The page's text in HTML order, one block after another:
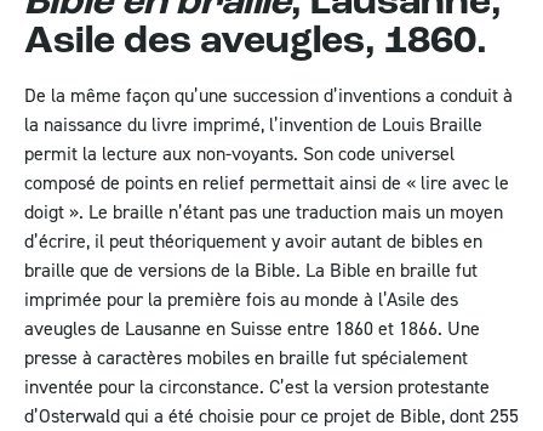
Asile des aveugles, 1860.
De la même façon qu’une succession d’inventions a conduit à
la naissance du livre imprimé, l’invention de Louis Braille
permit la lecture aux non-voyants. Son code universel
composé de points en relief permettait ainsi de « lire avec le
doigt ». Le braille n’étant pas une traduction mais un moyen
d’écrire, il peut théoriquement y avoir autant de bibles en
braille que de versions de la Bible. La Bible en braille fut
imprimée pour la première fois au monde à l’Asile des
aveugles de Lausanne en Suisse entre 1860 et 1866. Une
presse à caractères mobiles en braille fut spécialement
inventée pour la circonstance. C’est la version protestante
d’Osterwald qui a été choisie pour ce projet de Bible, dont 255